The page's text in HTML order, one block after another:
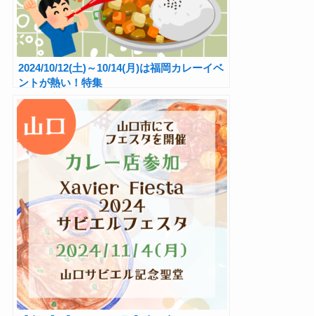
2024/10/12(土)～10/14(月)は福岡カレーイベ
ントが熱い！特集